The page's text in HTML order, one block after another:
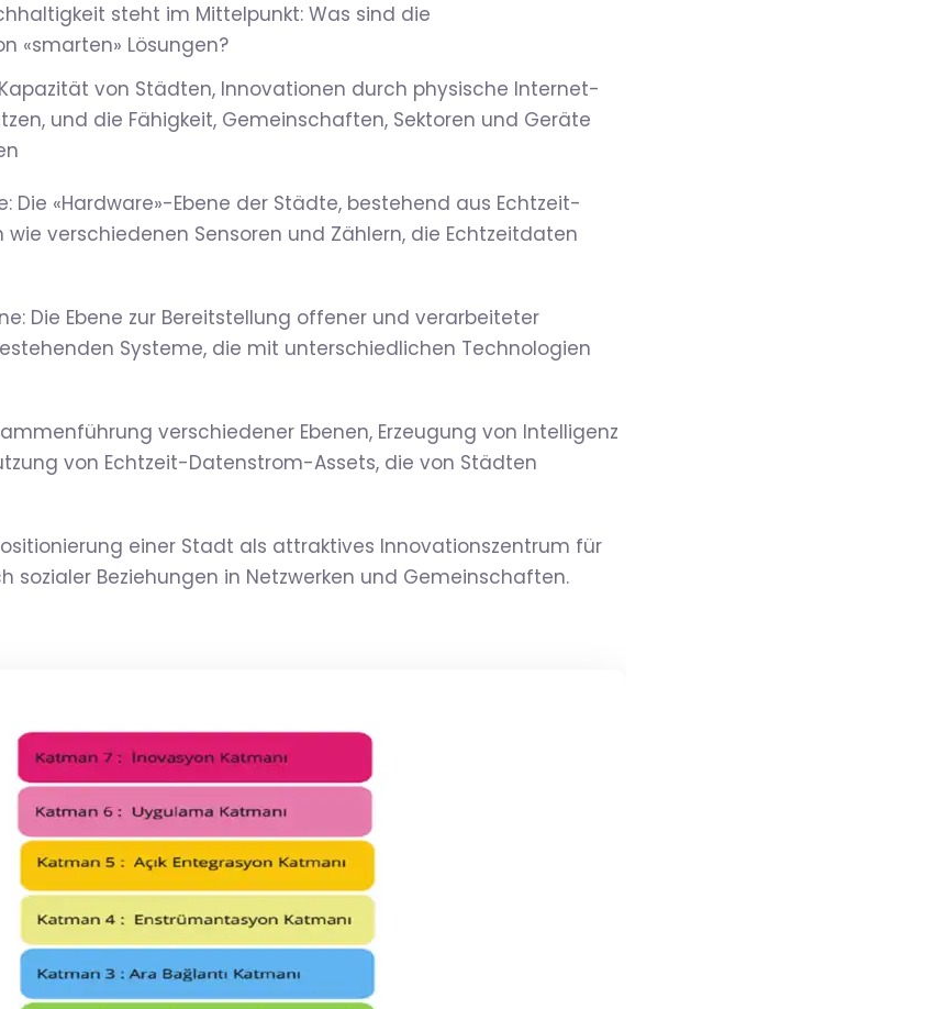
steht im Mittelpunkt: Was sind die
«smarten» Lösungen?
von Städten, Innovationen durch physische Internet-
und die Fähigkeit, Gemeinschaften, Sektoren und Geräte
Die «Hardware»-Ebene der Städte, bestehend aus Echtzeit-
verschiedenen Sensoren und Zählern, die Echtzeitdaten
Die Ebene zur Bereitstellung offener und verarbeiteter
Systeme, die mit unterschiedlichen Technologien
verschiedener Ebenen, Erzeugung von Intelligenz
von Echtzeit-Datenstrom-Assets, die von Städten
einer Stadt als attraktives Innovationszentrum für
sozialer Beziehungen in Netzwerken und Gemeinschaften.